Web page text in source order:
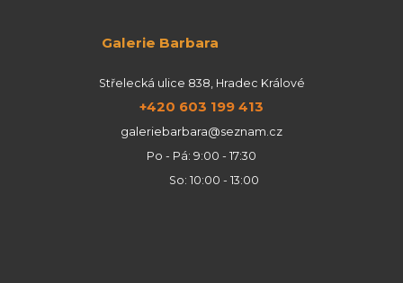
Galerie Barbara
Střelecká ulice 838, Hradec Králové
+420 603 199 413
galeriebarbara@seznam.cz
Po - Pá: 9:00 - 17:30
So: 10:00 - 13:00